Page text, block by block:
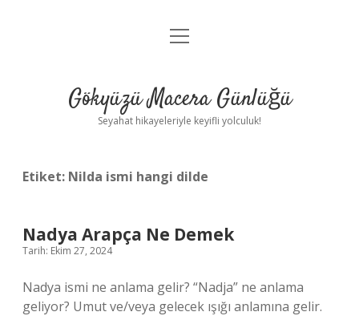
Anasayfa
Yasal Uyarı
menüyü
Gökyüzü Macera Günlüğü
Seyahat hikayeleriyle keyifli yolculuk!
Etiket: Nilda ismi hangi dilde
Nadya Arapça Ne Demek
Tarih: Ekim 27, 2024
Nadya ismi ne anlama gelir? “Nadja” ne anlama
geliyor? Umut ve/veya gelecek ışığı anlamına gelir.